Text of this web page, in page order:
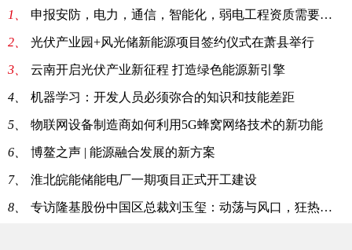
1、 申报安防，电力，通信，智能化，弱电工程资质需要配备哪里人员
2、 光伏产业园+风光储新能源项目签约仪式在萧县举行
3、 云南开启光伏产业新征程 打造绿色能源新引擎
4、 机器学习：开发人员必须弥合的知识和技能差距
5、 物联网设备制造商如何利用5G蜂窝网络技术的新功能
6、 博鳌之声 | 能源融合发展的新方案
7、 淮北皖能储能电厂一期项目正式开工建设
8、 专访隆基股份中国区总裁刘玉玺：动荡与风口，狂热与迷茫